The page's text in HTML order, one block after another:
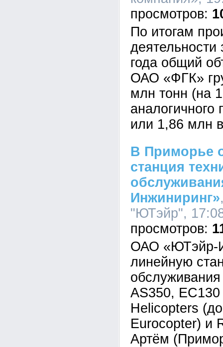
По итогам
года общий
ОАО «ФГК»
млн тонн (на
аналогичного
или 1,86 млн
В Приморье
станция
Инжиниринг»
"ЮТэйр",
ОАО «ЮТэйр-
линейную
AS350, EC130
Helicopters
Eurocopter) и
Артём